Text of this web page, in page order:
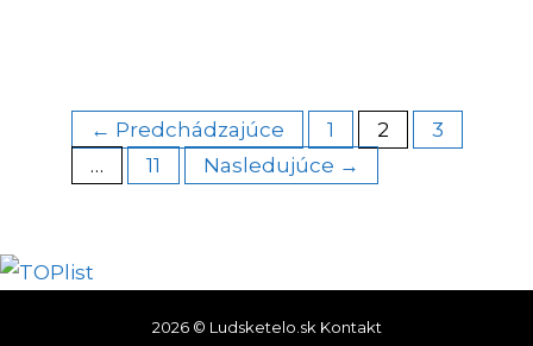
Navigácia
článkami
← Predchádzajúce 1 2
3
…
11 Nasledujúce →
2026 © Ludsketelo.sk Kontakt